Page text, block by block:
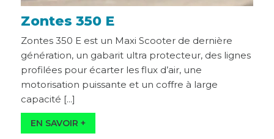
Zontes 350 E
Zontes 350 E est un Maxi Scooter de dernière
génération, un gabarit ultra protecteur, des lignes
profilées pour écarter les flux d’air, une
motorisation puissante et un coffre à large
capacité [...]